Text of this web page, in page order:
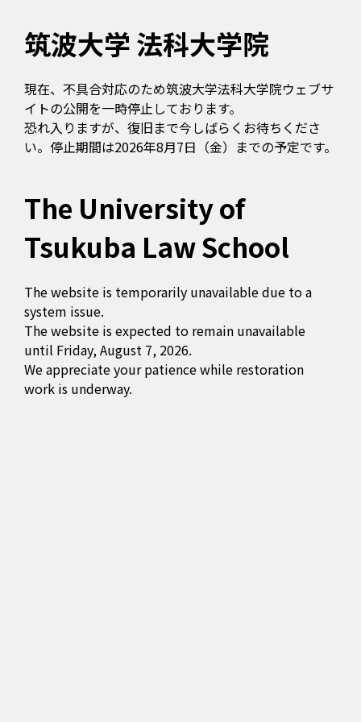
筑波大学 法科大学院
現在、不具合対応のため筑波大学法科大学院ウェブサ
イトの公開を一時停止しております。
恐れ入りますが、復旧まで今しばらくお待ちくださ
い。停止期間は2026年8月7日（金）までの予定です。
The University of
Tsukuba Law School
The website is temporarily unavailable due to a
system issue.
The website is expected to remain unavailable
until Friday, August 7, 2026.
We appreciate your patience while restoration
work is underway.